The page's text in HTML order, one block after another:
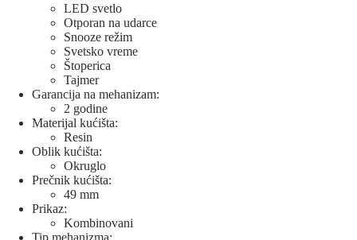
LED svetlo
Otporan na udarce
Snooze režim
Svetsko vreme
Štoperica
Tajmer
Garancija na mehanizam:
2 godine
Materijal kućišta:
Resin
Oblik kućišta:
Okruglo
Prečnik kućišta:
49 mm
Prikaz:
Kombinovani